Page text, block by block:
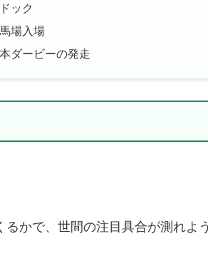
ック
場入場
ダービーの発走
かで、世間の注目具合が測れよ